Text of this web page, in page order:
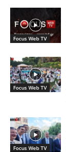
Focus Web TV
Focus Web TV
Focus Web TV